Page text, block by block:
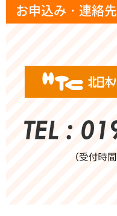
お申込み・連絡先